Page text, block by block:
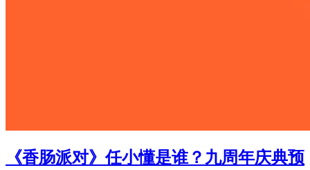
《香肠派对》任小懂是谁？九周年庆典预